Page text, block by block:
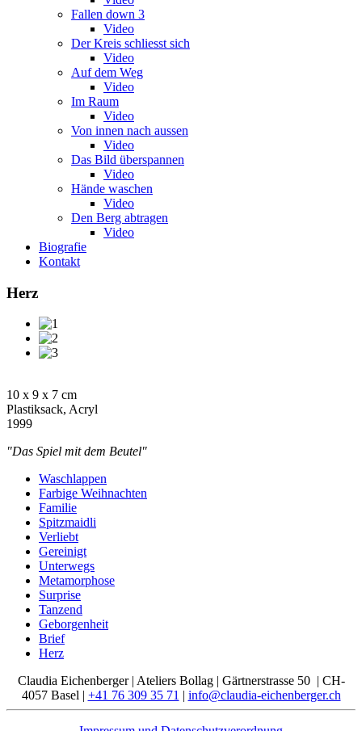
Fallen down 3
Video
Der Kreis schliesst sich
Video
Auf dem Weg
Video
Im Raum
Video
Von innen nach aussen
Video
Das Bild überspannen
Video
Hände waschen
Video
Den Berg abtragen
Video
Biografie
Kontakt
Herz
10 x 9 x 7 cm
Plastiksack, Acryl
1999
"Das Spiel mit dem Beutel"
Waschlappen
Farbige Weihnachten
Familie
Spitzmaidli
Verliebt
Gereinigt
Unterwegs
Metamorphose
Surprise
Tanzend
Geborgenheit
Brief
Herz
Claudia Eichenberger | Ateliers Bollag | Gärtnerstrasse 50 | CH-
4057 Basel | +41 76 309 35 71 | info@claudia-eichenberger.ch